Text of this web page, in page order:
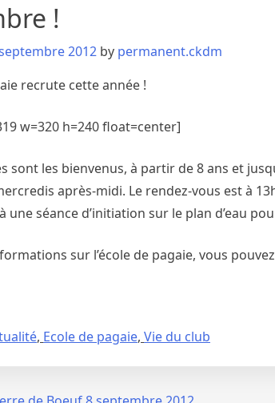
!
2012 by permanent.ckdm
recrute cette année !
w=320 h=240 float=center]
sont les bienvenus, à partir de 8 ans et
après-midi. Le rendez-vous est à
une séance d’initiation sur le plan d’eau
sur l’école de pagaie, vous
, Ecole de pagaie, Vie du club